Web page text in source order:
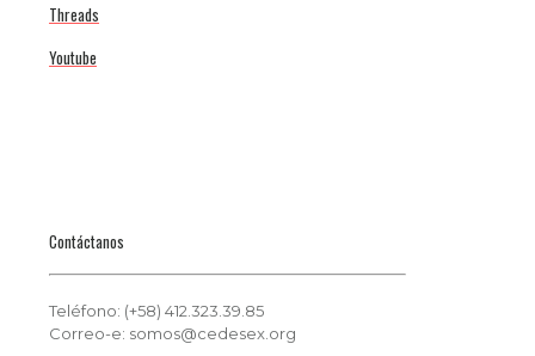
Threads
Youtube
Contáctanos
Teléfono: (+58) 412.323.39.85
Correo-e: somos@cedesex.org